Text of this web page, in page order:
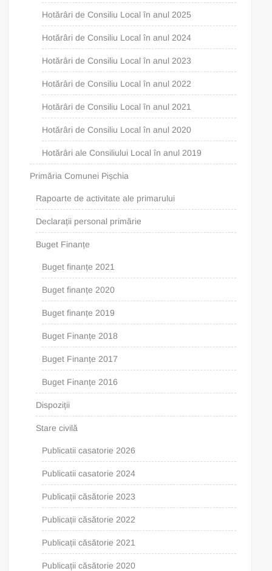
Hotărâri de Consiliu Local în anul 2025
Hotărâri de Consiliu Local în anul 2024
Hotărâri de Consiliu Local în anul 2023
Hotărâri de Consiliu Local în anul 2022
Hotărâri de Consiliu Local în anul 2021
Hotărâri de Consiliu Local în anul 2020
Hotărâri ale Consiliului Local în anul 2019
Primăria Comunei Pișchia
Rapoarte de activitate ale primarului
Declarații personal primărie
Buget Finanțe
Buget finanțe 2021
Buget finanțe 2020
Buget finanțe 2019
Buget Finanțe 2018
Buget Finanțe 2017
Buget Finanțe 2016
Dispoziții
Stare civilă
Publicatii casatorie 2026
Publicatii casatorie 2024
Publicații căsătorie 2023
Publicații căsătorie 2022
Publicații căsătorie 2021
Publicații căsătorie 2020